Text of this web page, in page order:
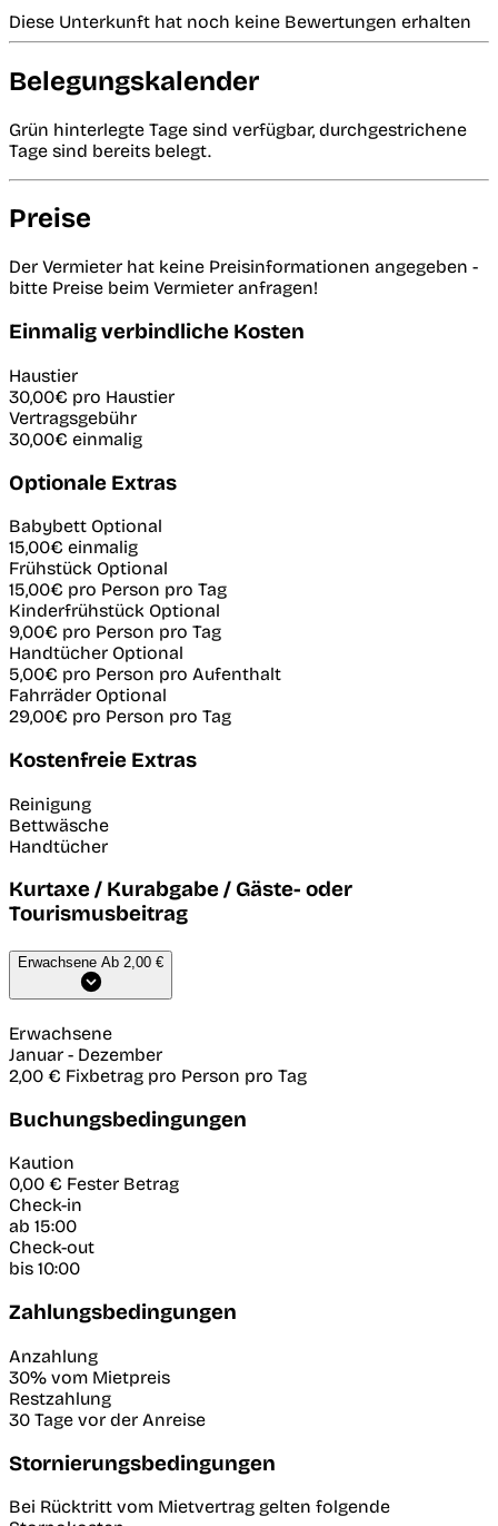
Diese Unterkunft hat noch keine Bewertungen erhalten
Belegungskalender
Grün hinterlegte Tage sind verfügbar, durchgestrichene
Tage sind bereits belegt.
Preise
Der Vermieter hat keine Preisinformationen angegeben -
bitte Preise beim Vermieter anfragen!
Einmalig verbindliche Kosten
Haustier
30,00€ pro Haustier
Vertragsgebühr
30,00€ einmalig
Optionale Extras
Babybett Optional
15,00€ einmalig
Frühstück Optional
15,00€ pro Person pro Tag
Kinderfrühstück Optional
9,00€ pro Person pro Tag
Handtücher Optional
5,00€ pro Person pro Aufenthalt
Fahrräder Optional
29,00€ pro Person pro Tag
Kostenfreie Extras
Reinigung
Bettwäsche
Handtücher
Kurtaxe / Kurabgabe / Gäste- oder
Tourismusbeitrag
Erwachsene Ab 2,00 €
Erwachsene
Januar - Dezember
2,00 € Fixbetrag pro Person pro Tag
Buchungsbedingungen
Kaution
0,00 € Fester Betrag
Check-in
ab 15:00
Check-out
bis 10:00
Zahlungsbedingungen
Anzahlung
30% vom Mietpreis
Restzahlung
30 Tage vor der Anreise
Stornierungsbedingungen
Bei Rücktritt vom Mietvertrag gelten folgende